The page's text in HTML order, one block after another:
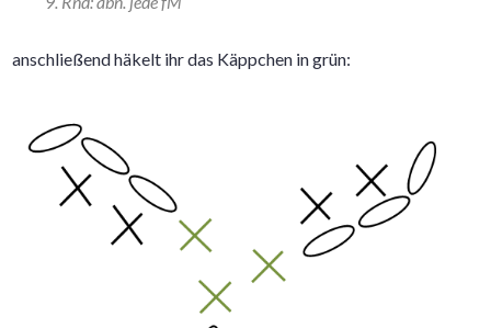
anschließend häkelt ihr das Käppchen in grün: